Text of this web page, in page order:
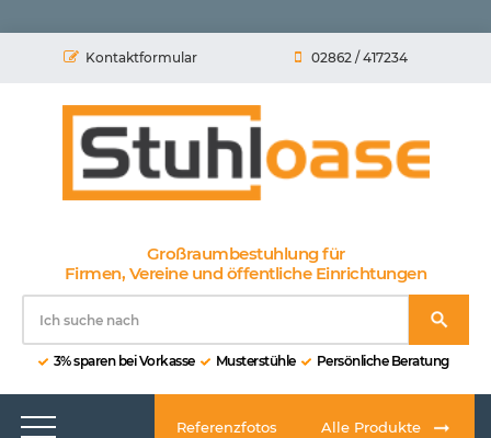
Kontaktformular 02862 / 417234
Großraumbestuhlung für
Firmen, Vereine und öffentliche Einrichtungen
3% sparen bei Vorkasse Musterstühle Persönliche Beratung
Referenzfotos Alle Produkte